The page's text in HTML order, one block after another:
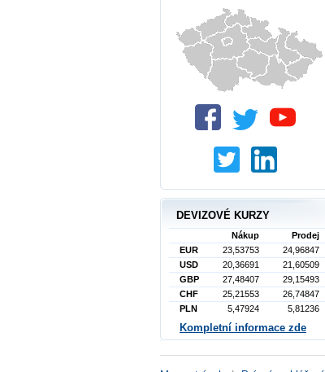
DEVIZOVÉ KURZY
Nákup
Prodej
EUR
23,53753
24,96847
USD
20,36691
21,60509
GBP
27,48407
29,15493
CHF
25,21553
26,74847
PLN
5,47924 5,81236
Kompletní informace zde